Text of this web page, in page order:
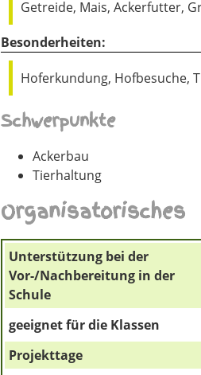
Getreide, Mais, Ackerfutter,
Besonderheiten:
Hoferkundung, Hofbesuche,
Schwerpunkte
Ackerbau
Tierhaltung
Organisatorisches
Unterstützung bei der
Vor-/Nachbereitung in der
Schule
geeignet für die Klassen
Projekttage